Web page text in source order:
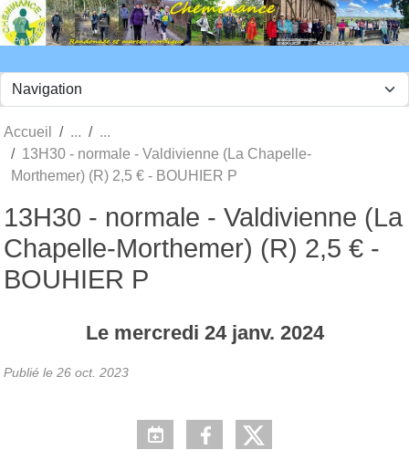
Accueil
13H30 - normale - Valdivienne (La Chapelle-
Morthemer) (R) 2,5 € - BOUHIER P
13H30 - normale - Valdivienne (La
Chapelle-Morthemer) (R) 2,5 € -
BOUHIER P
Le mercredi 24 janv. 2024
Publié le 26 oct. 2023
Panneau de gestion des cookies